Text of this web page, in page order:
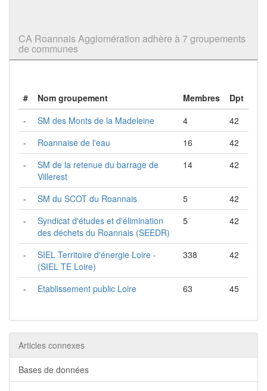
CA Roannais Agglomération adhère à 7 groupements
de communes
# Nom groupement Membres
Dpt
-
SM des Monts de la Madeleine 4
42
-
Roannaise de l'eau 16
42
-
SM de la retenue du barrage de
Villerest
14 42
- SM du SCOT du Roannais 5
42
-
Syndicat d'études et d'élimination
des déchets du Roannais (SEEDR)
5 42
-
SIEL Territoire d'énergie Loire -
(SIEL TE Loire)
338 42
- Etablissement public Loire 63 45
Articles connexes
Bases de données